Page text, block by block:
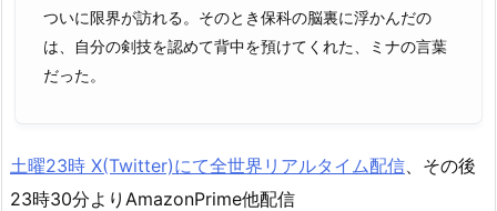
ついに限界が訪れる。そのとき保科の脳裏に浮かんだの
は、自分の剣技を認めて背中を預けてくれた、ミナの言葉
だった。
土曜23時 X(Twitter)にて全世界リアルタイム配信 、その後
23時30分よりAmazonPrime他配信